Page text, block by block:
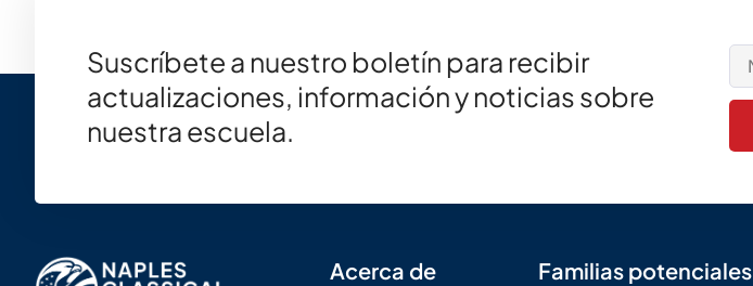
Suscríbete a nuestro boletín para recibir
actualizaciones, información y noticias sobre
nuestra escuela.
Acerca de Familias potenciales